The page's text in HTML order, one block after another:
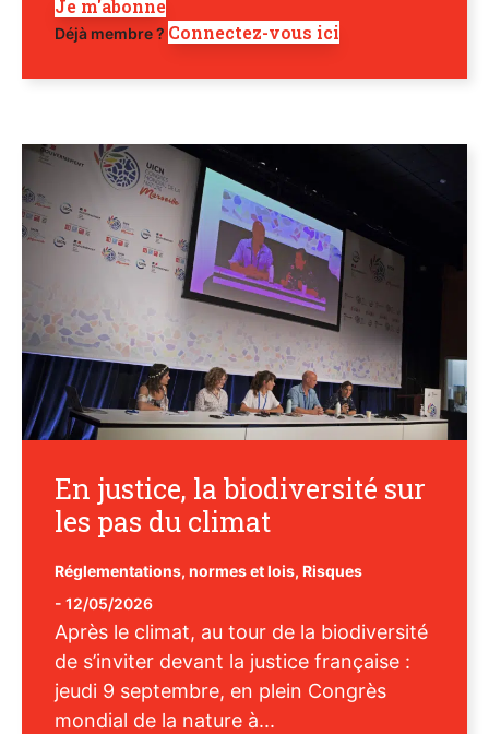
Je m'abonne
Déjà membre ? Connectez-vous ici
En justice, la biodiversité sur
les pas du climat
Réglementations, normes et lois, Risques
- 12/05/2026
Après le climat, au tour de la biodiversité
de s’inviter devant la justice française :
jeudi 9 septembre, en plein Congrès
mondial de la nature à...